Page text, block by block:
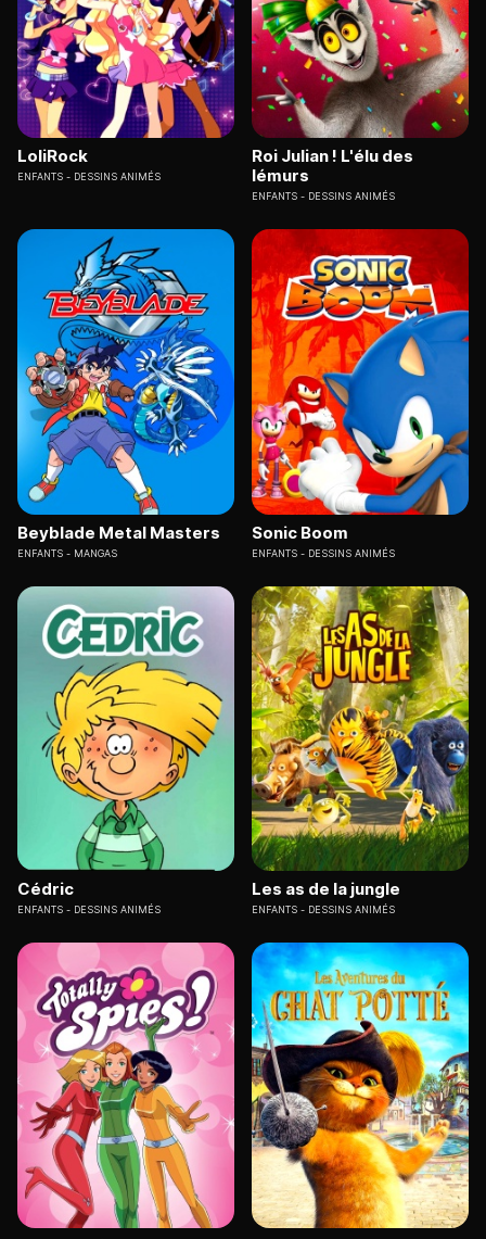
LoliRock
ENFANTS DESSINS ANIMÉS
Roi Julian ! L'élu des
lémurs
ENFANTS DESSINS ANIMÉS
Beyblade Metal Masters
ENFANTS MANGAS
Sonic Boom
ENFANTS DESSINS ANIMÉS
Cédric
ENFANTS DESSINS ANIMÉS
Les as de la jungle
ENFANTS DESSINS ANIMÉS